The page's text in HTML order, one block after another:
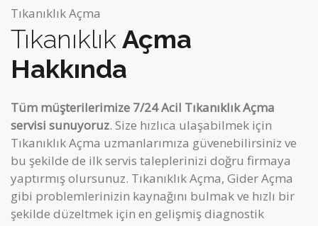
Tıkanıklık Açma
Tıkanıklık Açma
Hakkında
Tüm müşterilerimize 7/24 Acil Tıkanıklık Açma
servisi sunuyoruz. Size hızlıca ulaşabilmek için
Tıkanıklık Açma uzmanlarımıza güvenebilirsiniz ve
bu şekilde de ilk servis taleplerinizi doğru firmaya
yaptırmış olursunuz. Tıkanıklık Açma, Gider Açma
gibi problemlerinizin kaynağını bulmak ve hızlı bir
şekilde düzeltmek için en gelişmiş diagnostik